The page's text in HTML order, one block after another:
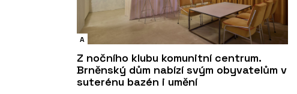
A
Z nočního klubu komunitní centrum.
Brněnský dům nabízí svým obyvatelům v
suterénu bazén i umění